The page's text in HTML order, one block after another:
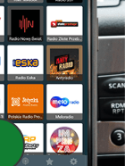
行車平安啦
味道